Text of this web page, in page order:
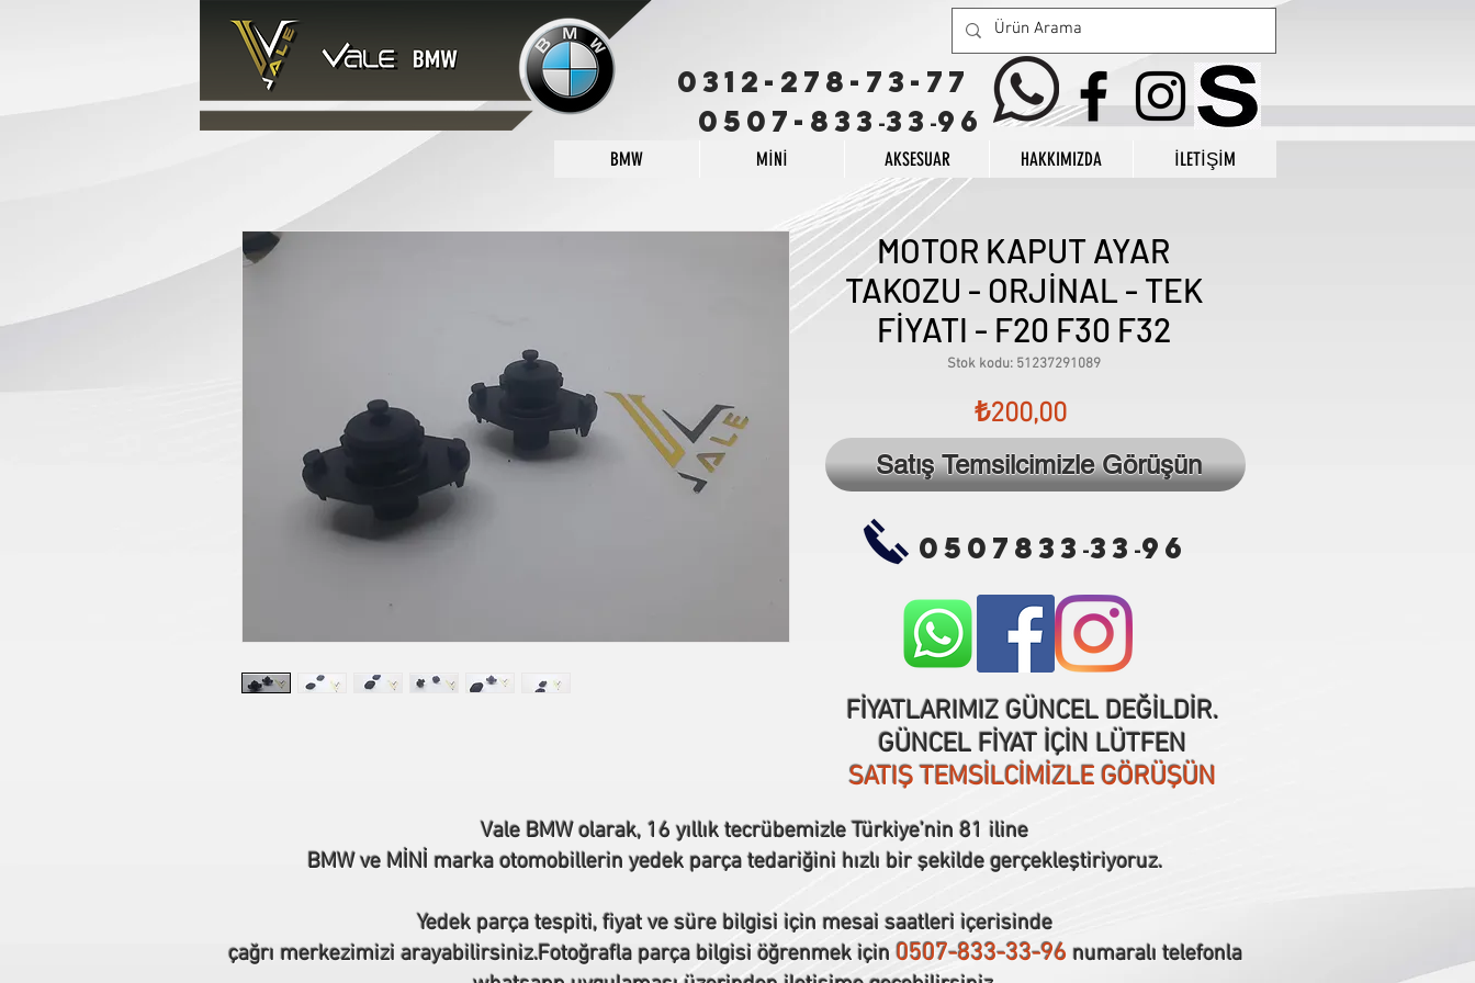
0312-278-73-77
0507-833 -33 -96
BMW MİNİ AKSESUAR HAKKIMIZDA İLETİŞİM
MOTOR KAPUT AYAR
TAKOZU - ORJİNAL - TEK
FİYATI - F20 F30 F32
Stok kodu: 51237291089
₺200,00Fiyat
0507833 -33 -96
Satış Temsilcimizle Görüşün
FİYATLARIMIZ GÜNCEL DEĞİLDİR.
GÜNCEL FİYAT İÇİN LÜTFEN
SATIŞ TEMSİLCİMİZLE GÖRÜŞÜN
Vale BMW olarak, 16 yıllık tecrübemizle Türkiye’nin 81 iline
BMW ve MİNİ marka otomobillerin yedek parça tedariğini hızlı bir şekilde gerçekleştiriyoruz.
Yedek parça tespiti, fiyat ve süre bilgisi için mesai saatleri içerisinde
çağrı merkezimizi arayabilirsiniz.Fotoğrafla parça bilgisi öğrenmek için 0507-833-33-96numaralı telefonla